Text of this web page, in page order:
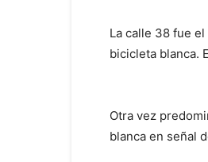
La calle 38 fue
bicicleta blanca.
Otra vez
blanca en señal